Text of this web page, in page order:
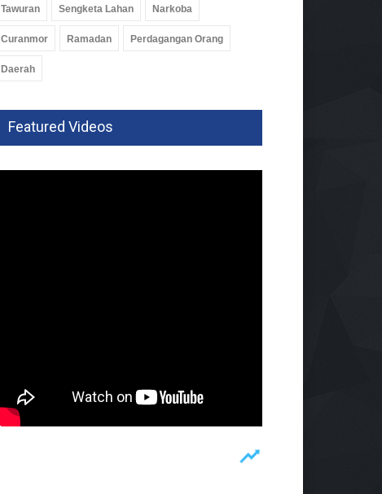
Tawuran Sengketa Lahan Narkoba
Curanmor Ramadan Perdagangan Orang
Daerah
Featured Videos